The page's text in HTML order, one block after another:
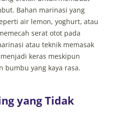
Bahan marinasi yang
air lemon, yoghurt, atau
serat otot pada
atau teknik memasak
keras meskipun
bumbu yang kaya rasa.
yang Tidak